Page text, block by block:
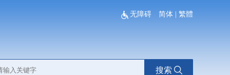
无障碍 简体 繁體
搜索